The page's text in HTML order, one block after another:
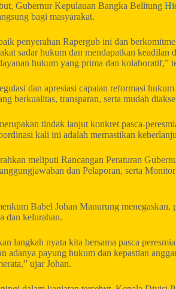
Gubernur Kepulauan Bangka Belitung
bagi masyarakat.
penyerahan Rapergub ini dan
sadar hukum dan mendapatkan keadilan
hukum yang prima dan kolaboratif,”
dan apresiasi capaian reformasi
berkualitas, transparan, serta mudah
tindak lanjut konkret pasca-
kali ini adalah memastikan
meliputi Rancangan Peraturan
dan Pelaporan, serta
Babel Johan Manurung menegaskan,
dan kelurahan.
langkah nyata kita bersama pasca
adanya payung hukum dan kepastian
ujar Johan.